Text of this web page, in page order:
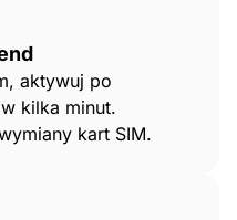
aktywuj po
kilka minut.
kart SIM.